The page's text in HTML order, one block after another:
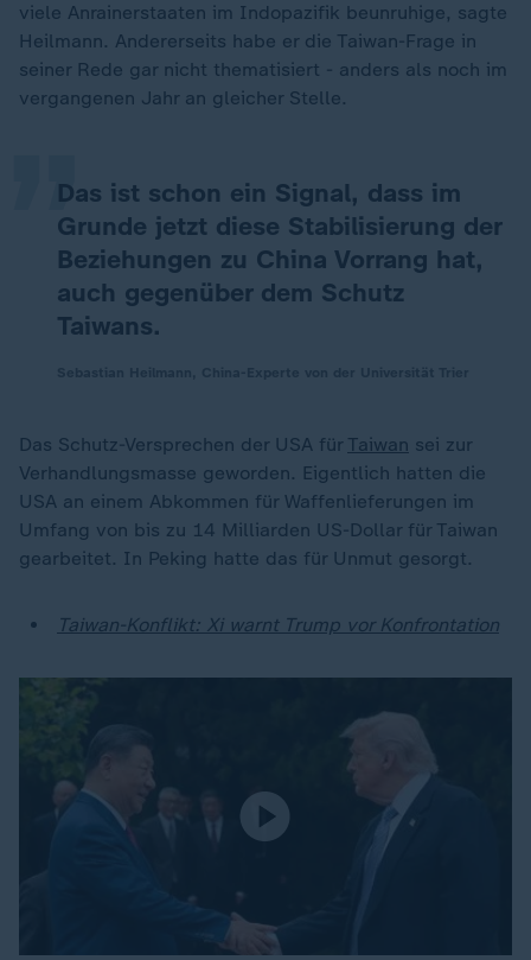
viele Anrainerstaaten im Indopazifik beunruhige, sagte
Heilmann. Andererseits habe er die Taiwan-Frage in
seiner Rede gar nicht thematisiert - anders als noch im
vergangenen Jahr an gleicher Stelle.
Das ist schon ein Signal, dass im
Grunde jetzt diese Stabilisierung der
Beziehungen zu China Vorrang hat,
auch gegenüber dem Schutz
Taiwans.
„
Das Schutz-Versprechen der USA für Taiwan sei zur
Verhandlungsmasse geworden. Eigentlich hatten die
USA an einem Abkommen für Waffenlieferungen im
Umfang von bis zu 14 Milliarden US-Dollar für Taiwan
gearbeitet. In Peking hatte das für Unmut gesorgt.
Taiwan-Konflikt: Xi warnt Trump vor Konfrontation